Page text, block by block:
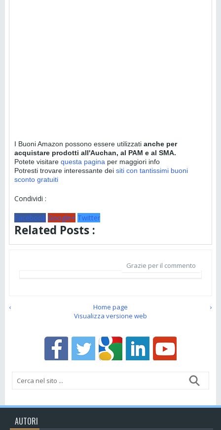
I Buoni Amazon possono essere utilizzati anche per
acquistare prodotti all'Auchan, al PAM e al SMA.
Potete visitare questa pagina per maggiori info
Potresti trovare interessante dei siti con tantissimi buoni
sconto gratuiti
Condividi :
Facebook Google+ Twitter
Related Posts :
Grazie per il commento
‹ ›
Home page
Visualizza versione web
AUTORI